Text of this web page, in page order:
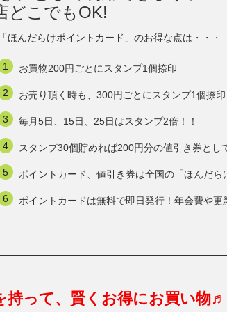
どこでもOK!
「ほんだらけポイントカード」のお得な点は・・・
お買物200円ごとにスタンプ1個捺印
お売り頂く時も、300円ごとにスタンプ1個捺印
毎月5日、15日、25日はスタンプ2倍！！
スタンプ30個貯めれば200円分の値引き券とし
ポイントカード、値引き券は全国の「ほんだら
ポイントカードは無料で即日発行！年会費や更
って、賢くお得にお買い物♬